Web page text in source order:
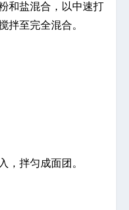
和盐混合，以中速打
拌至完全混合。
，拌匀成面团。